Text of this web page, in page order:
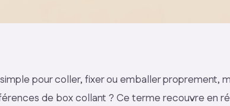
pour coller, fixer ou emballer proprement,
de box collant ? Ce terme recouvre en